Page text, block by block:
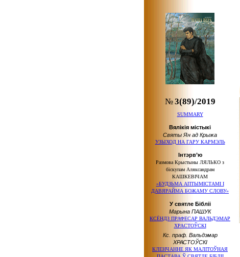
№3(89)/2019
SUMMARY
Вялікія містыкі
Святы Ян ад Крыжа
УЗЫХОД НА ГАРУ КАРМЭЛЬ
Інтэрв’ю
Размова Крыстыны ЛЯЛЬКО з
біскупам Аляксандрам
КАШКЕВІЧАМ
«БУДЗЬМА АПТЫМІСТАМІ І
ДАВЯРАЙМА БОЖАМУ СЛОВУ»
У святле Бібліі
Марына ПАШУК
КСЁНДЗ ПРАФЕСАР ВАЛЬДЭМАР
ХРАСТОЎСКІ
Кс. праф. Вальдэмар
ХРАСТОЎСКІ
КЛЕНЧАННЕ ЯК МАЛІТОЎНАЯ